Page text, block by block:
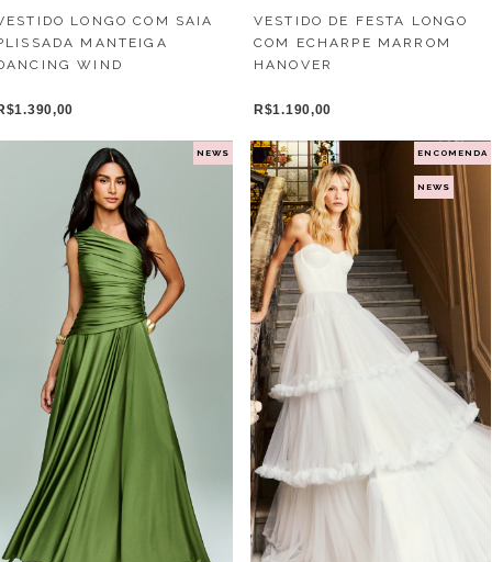
LONGO COM SAIA
MANTEIGA
WIND
VESTIDO DE FESTA LONGO
COM ECHARPE MARROM
HANOVER
R$1.190,00
NEWS ENCOMENDA
NEWS